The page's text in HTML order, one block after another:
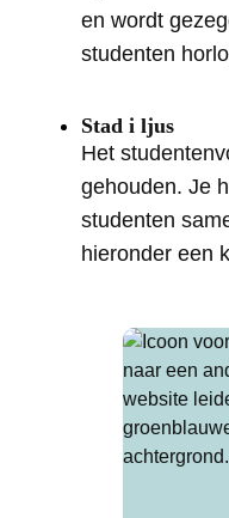
en wordt
studenten
Stad i ljus
Het
gehouden. Je
studenten
hieronder een